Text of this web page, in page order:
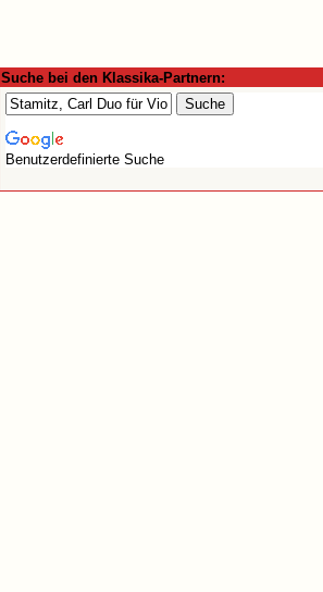
Suche bei den Klassika-Partnern:
Benutzerdefinierte Suche